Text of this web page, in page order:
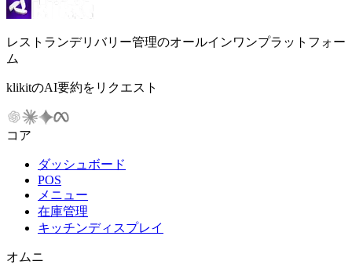
レストランデリバリー管理のオールインワンプラットフォー
ム
klikitのAI要約をリクエスト
コア
ダッシュボード
POS
メニュー
在庫管理
キッチンディスプレイ
オムニ